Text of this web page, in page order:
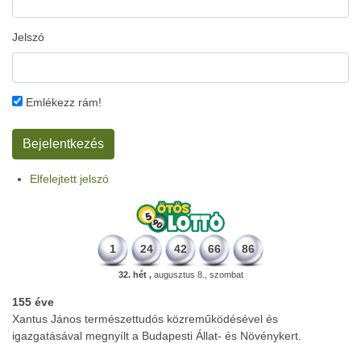
Jelszó
Emlékezz rám!
Elfelejtett jelszó
1 24 42 66 86
32. hét ,augusztus 8., szombat
155 éve
Xantus János természettudós közreműködésével és
igazgatásával megnyílt a Budapesti Állat- és Növénykert.